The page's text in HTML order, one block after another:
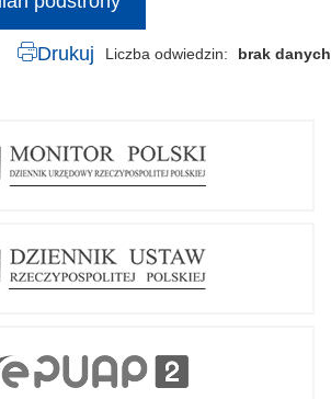
Drukuj Liczba odwiedzin brak danych